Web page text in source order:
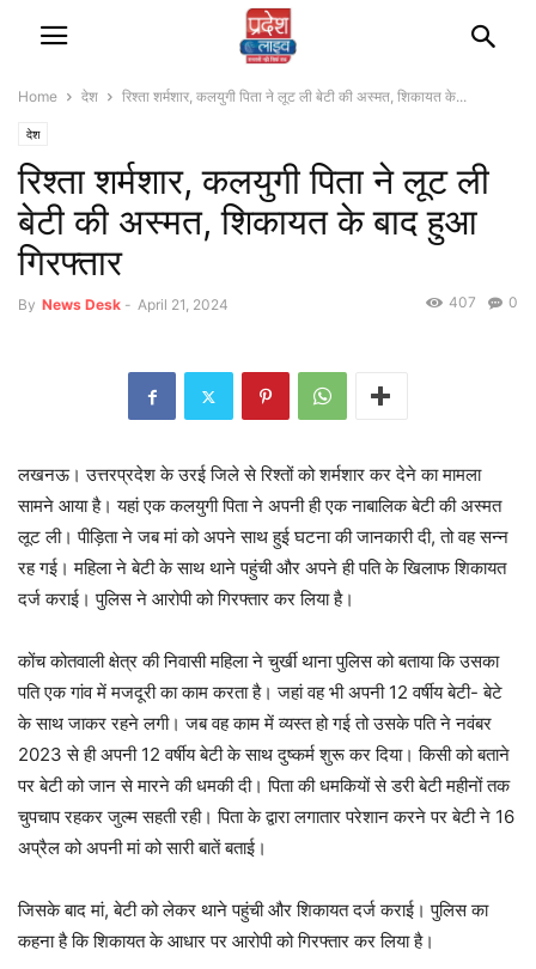
Home देश रिश्ता शर्मशार, कलयुगी पिता ने लूट ली बेटी की अस्मत, शिकायत के...
देश
रिश्ता शर्मशार, कलयुगी पिता ने लूट ली
बेटी की अस्मत, शिकायत के बाद हुआ
गिरफ्तार
By News Desk - April 21, 2024 0
407
लखनऊ। उत्तरप्रदेश के उरई जिले से रिश्तों को शर्मशार कर देने का मामला
सामने आया है। यहां एक कलयुगी पिता ने अपनी ही एक नाबालिक बेटी की अस्मत
लूट ली। पीड़िता ने जब मां को अपने साथ हुई घटना की जानकारी दी, तो वह सन्न
रह गई। महिला ने बेटी के साथ थाने पहुंची और अपने ही पति के खिलाफ शिकायत
दर्ज कराई। पुलिस ने आरोपी को गिरफ्तार कर लिया है।
कोंच कोतवाली क्षेत्र की निवासी महिला ने चुर्खी थाना पुलिस को बताया कि उसका
पति एक गांव में मजदूरी का काम करता है। जहां वह भी अपनी 12 वर्षीय बेटी- बेटे
के साथ जाकर रहने लगी। जब वह काम में व्यस्त हो गई तो उसके पति ने नवंबर
2023 से ही अपनी 12 वर्षीय बेटी के साथ दुष्कर्म शुरू कर दिया। किसी को बताने
पर बेटी को जान से मारने की धमकी दी। पिता की धमकियों से डरी बेटी महीनों तक
चुपचाप रहकर जुल्म सहती रही। पिता के द्वारा लगातार परेशान करने पर बेटी ने 16
अप्रैल को अपनी मां को सारी बातें बताई।
जिसके बाद मां, बेटी को लेकर थाने पहुंची और शिकायत दर्ज कराई। पुलिस का
कहना है कि शिकायत के आधार पर आरोपी को गिरफ्तार कर लिया है।